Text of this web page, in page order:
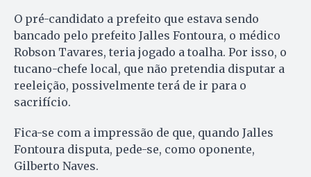
O pré-candidato a prefeito que estava sendo
bancado pelo prefeito Jalles Fontoura, o médico
Robson Tavares, teria jogado a toalha. Por isso, o
tucano-chefe local, que não pretendia disputar a
reeleição, possivelmente terá de ir para o
sacrifício.
Fica-se com a impressão de que, quando Jalles
Fontoura disputa, pede-se, como oponente,
Gilberto Naves.